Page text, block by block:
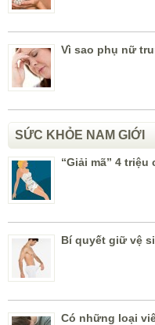
Vì sao phụ nữ
SỨC KHỎE NAM GIỚI
“Giải mã” 4
Bí quyết giữ vệ
Có những loại